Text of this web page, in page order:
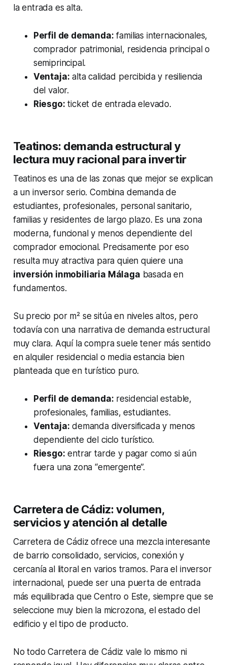
la entrada es alta.
Perfil de demanda: familias internacionales,
comprador patrimonial, residencia principal o
semiprincipal.
Ventaja: alta calidad percibida y resiliencia
del valor.
Riesgo: ticket de entrada elevado.
Teatinos: demanda estructural y
lectura muy racional para invertir
Teatinos es una de las zonas que mejor se explican
a un inversor serio. Combina demanda de
estudiantes, profesionales, personal sanitario,
familias y residentes de largo plazo. Es una zona
moderna, funcional y menos dependiente del
comprador emocional. Precisamente por eso
resulta muy atractiva para quien quiere una
inversión inmobiliaria Málaga basada en
fundamentos.
Su precio por m² se sitúa en niveles altos, pero
todavía con una narrativa de demanda estructural
muy clara. Aquí la compra suele tener más sentido
en alquiler residencial o media estancia bien
planteada que en turístico puro.
Perfil de demanda: residencial estable,
profesionales, familias, estudiantes.
Ventaja: demanda diversificada y menos
dependiente del ciclo turístico.
Riesgo: entrar tarde y pagar como si aún
fuera una zona “emergente”.
Carretera de Cádiz: volumen,
servicios y atención al detalle
Carretera de Cádiz ofrece una mezcla interesante
de barrio consolidado, servicios, conexión y
cercanía al litoral en varios tramos. Para el inversor
internacional, puede ser una puerta de entrada
más equilibrada que Centro o Este, siempre que se
seleccione muy bien la microzona, el estado del
edificio y el tipo de producto.
No todo Carretera de Cádiz vale lo mismo ni